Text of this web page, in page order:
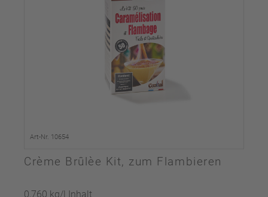
Art-Nr. 10654
Crème Brûlèe Kit, zum Flambieren
0,760 kg/l Inhalt